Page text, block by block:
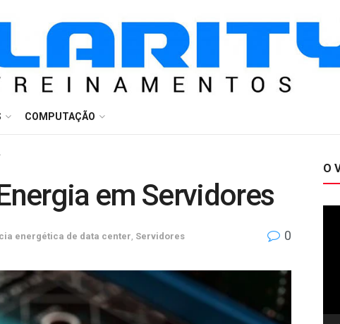
COMPUTAÇÃO
em Servidores
energética de data center Servidores 0
O